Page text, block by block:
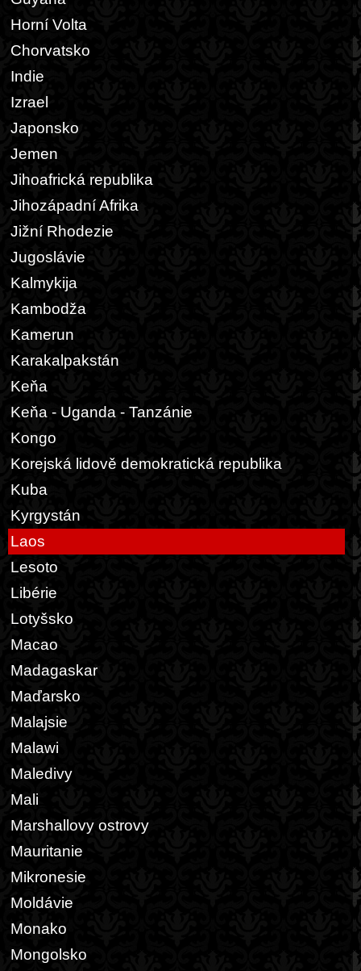
Horní Volta
Chorvatsko
Indie
Izrael
Japonsko
Jemen
Jihoafrická republika
Jihozápadní Afrika
Jižní Rhodezie
Jugoslávie
Kalmykija
Kambodža
Kamerun
Karakalpakstán
Keňa
Keňa - Uganda - Tanzánie
Kongo
Korejská lidově demokratická republika
Kuba
Kyrgystán
Laos
Lesoto
Libérie
Lotyšsko
Macao
Madagaskar
Maďarsko
Malajsie
Malawi
Maledivy
Mali
Marshallovy ostrovy
Mauritanie
Mikronesie
Moldávie
Monako
Mongolsko